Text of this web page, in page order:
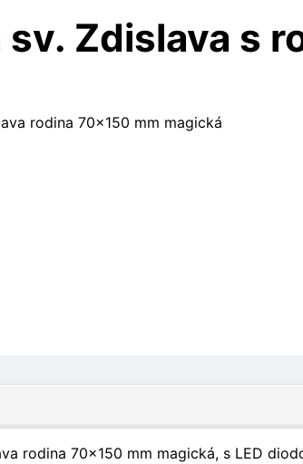
Zdislava s
rodina 70x150 mm magická
rodina 70x150 mm magická, s LED